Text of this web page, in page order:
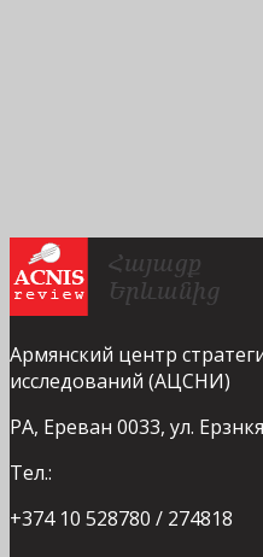
Армянский центр
исследований (АЦСНИ)
РА, Ереван 0033, ул.
Тел.:
+374 10 528780 / 274818